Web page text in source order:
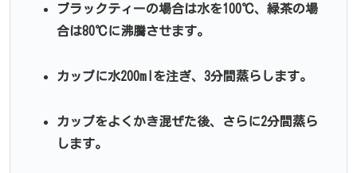
ブラックティーの場合は水を100℃、緑茶の場
合は80℃に沸騰させます。
カップに水200mlを注ぎ、3分間蒸らします。
カップをよくかき混ぜた後、さらに2分間蒸ら
します。